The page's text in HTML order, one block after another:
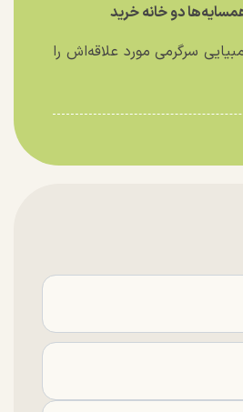
دو خانه خرید
کلمبیایی سرگرمی مورد علاقه‌اش را